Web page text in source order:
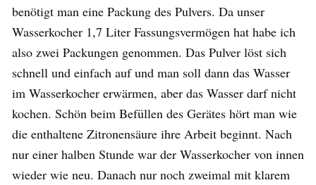
benötigt man eine Packung des Pulvers. Da unser
Wasserkocher 1,7 Liter Fassungsvermögen hat habe ich
also zwei Packungen genommen. Das Pulver löst sich
schnell und einfach auf und man soll dann das Wasser
im Wasserkocher erwärmen, aber das Wasser darf nicht
kochen. Schön beim Befüllen des Gerätes hört man wie
die enthaltene Zitronensäure ihre Arbeit beginnt. Nach
nur einer halben Stunde war der Wasserkocher von innen
wieder wie neu. Danach nur noch zweimal mit klarem